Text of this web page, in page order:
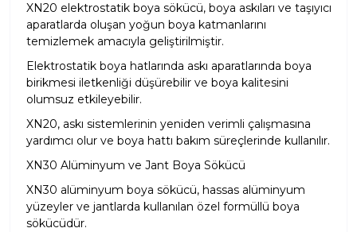
XN20 elektrostatik boya sökücü, boya askıları ve taşıyıcı
aparatlarda oluşan yoğun boya katmanlarını
temizlemek amacıyla geliştirilmiştir.
Elektrostatik boya hatlarında askı aparatlarında boya
birikmesi iletkenliği düşürebilir ve boya kalitesini
olumsuz etkileyebilir.
XN20, askı sistemlerinin yeniden verimli çalışmasına
yardımcı olur ve boya hattı bakım süreçlerinde kullanılır.
XN30 Alüminyum ve Jant Boya Sökücü
XN30 alüminyum boya sökücü, hassas alüminyum
yüzeyler ve jantlarda kullanılan özel formüllü boya
sökücüdür.